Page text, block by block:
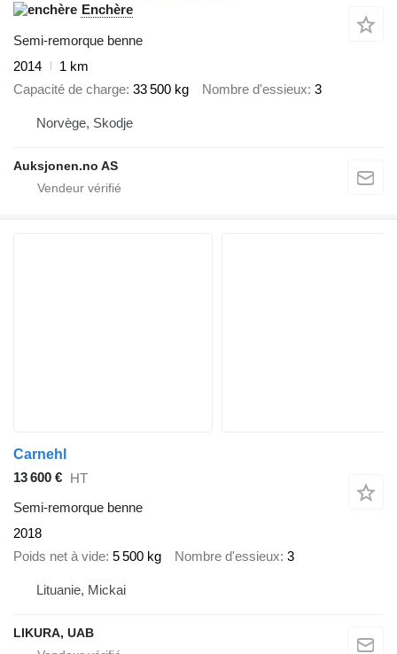
Enchère
Semi-remorque benne
2014
1 km
Capacité de charge 33 500 kg Nombre d'essieux 3
Norvège, Skodje
Auksjonen.no AS
Carnehl
13 600 € HT
Semi-remorque benne
2018
Poids net à vide 5 500 kg Nombre d'essieux 3
Lituanie, Mickai
LIKURA, UAB